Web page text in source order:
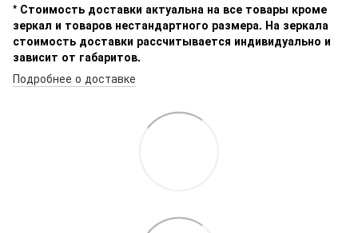
* Стоимость доставки актуальна на все товары кроме
зеркал и товаров нестандартного размера. На зеркала
стоимость доставки рассчитывается индивидуально и
зависит от габаритов.
Подробнее о доставке